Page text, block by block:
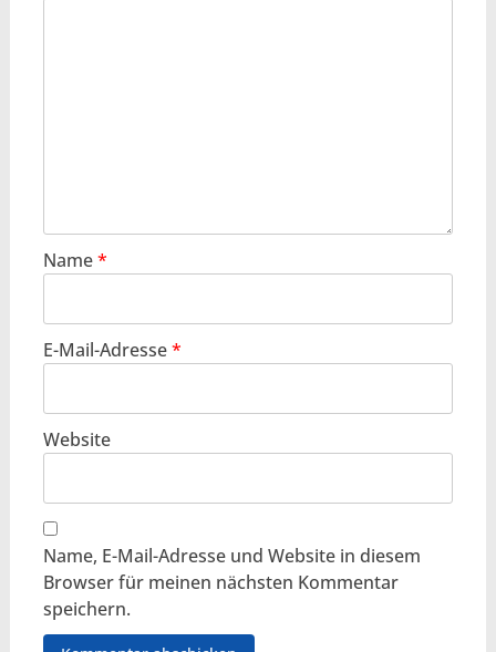
Name*
E-Mail-Adresse*
Website
Name, E-Mail-Adresse und Website in diesem
Browser für meinen nächsten Kommentar
speichern.